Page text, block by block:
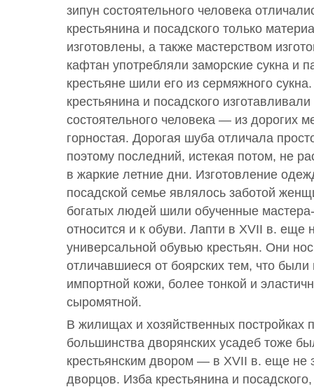
зипун состоятельного человека
крестьянина и посадского только
изготовлены, а также мастерством
кафтан употребляли заморские сукна и
крестьяне шили его из сермяжного
крестьянина и посадского
состоятельного человека — из дорогих
горностая. Дорогая шуба отличала
поэтому последний, истекая потом, не
в жаркие летние дни. Изготовление
посадской семье являлось заботой
богатых людей шили обученные
относится и к обуви. Лапти в XVII в. еще
универсальной обувью крестьян. Они
отличавшиеся от боярских тем, что были
импортной кожи, более тонкой и
сыромятной.
В жилищах и хозяйственных постройках
большинства дворянских усадеб тоже
крестьянским двором — в XVII в. еще не
дворцов. Изба крестьянина и